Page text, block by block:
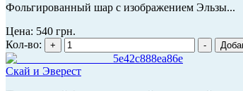
Фольгированный шар с изображением Эльзы...
Цена: 540 грн.
Кол-во:
Скай и Эверест